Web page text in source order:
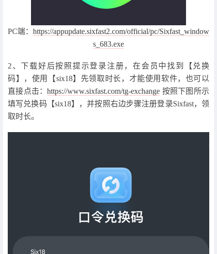
PC端： https://appupdate.sixfast2.com/official/pc/Sixfast_window
s_683.exe
2、下载好后按照提示登录注册，在会员中找到【兑换
码】，使用【six18】先领取时长，才能使用软件，也可以
直接点击：https://www.sixfast.com/tg-exchange 按照下图所示
填写兑换码【six18】，并按照右边步骤注册登录Sixfast，领
取时长。